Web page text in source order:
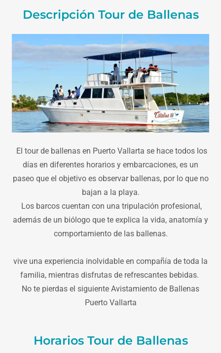
Descripción Tour de Ballenas
El tour de ballenas en Puerto Vallarta se hace todos los
días en diferentes horarios y embarcaciones, es un
paseo que el objetivo es observar ballenas, por lo que no
bajan a la playa.
Los barcos cuentan con una tripulación profesional,
además de un biólogo que te explica la vida, anatomía y
comportamiento de las ballenas.
vive una experiencia inolvidable en compañía de toda la
familia, mientras disfrutas de refrescantes bebidas.
No te pierdas el siguiente Avistamiento de Ballenas
Puerto Vallarta
Horarios Tour de Ballenas